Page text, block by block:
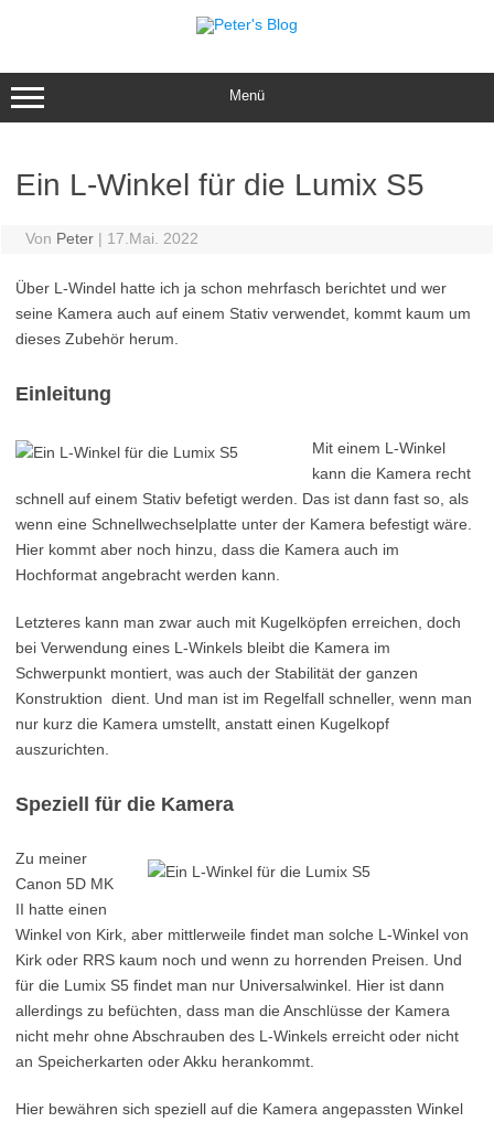
Menü
Ein L-Winkel für die Lumix S5
Von Peter | 17.Mai. 2022
Über L-Windel hatte ich ja schon mehrfasch berichtet und wer
seine Kamera auch auf einem Stativ verwendet, kommt kaum um
dieses Zubehör herum.
Einleitung
Mit einem L-Winkel
kann die Kamera recht
schnell auf einem Stativ befetigt werden. Das ist dann fast so, als
wenn eine Schnellwechselplatte unter der Kamera befestigt wäre.
Hier kommt aber noch hinzu, dass die Kamera auch im
Hochformat angebracht werden kann.
Letzteres kann man zwar auch mit Kugelköpfen erreichen, doch
bei Verwendung eines L-Winkels bleibt die Kamera im
Schwerpunkt montiert, was auch der Stabilität der ganzen
Konstruktion dient. Und man ist im Regelfall schneller, wenn man
nur kurz die Kamera umstellt, anstatt einen Kugelkopf
auszurichten.
Speziell für die Kamera
Zu meiner
Canon 5D MK
II hatte einen
Winkel von Kirk, aber mittlerweile findet man solche L-Winkel von
Kirk oder RRS kaum noch und wenn zu horrenden Preisen. Und
für die Lumix S5 findet man nur Universalwinkel. Hier ist dann
allerdings zu befüchten, dass man die Anschlüsse der Kamera
nicht mehr ohne Abschrauben des L-Winkels erreicht oder nicht
an Speicherkarten oder Akku herankommt.
Hier bewähren sich speziell auf die Kamera angepassten Winkel